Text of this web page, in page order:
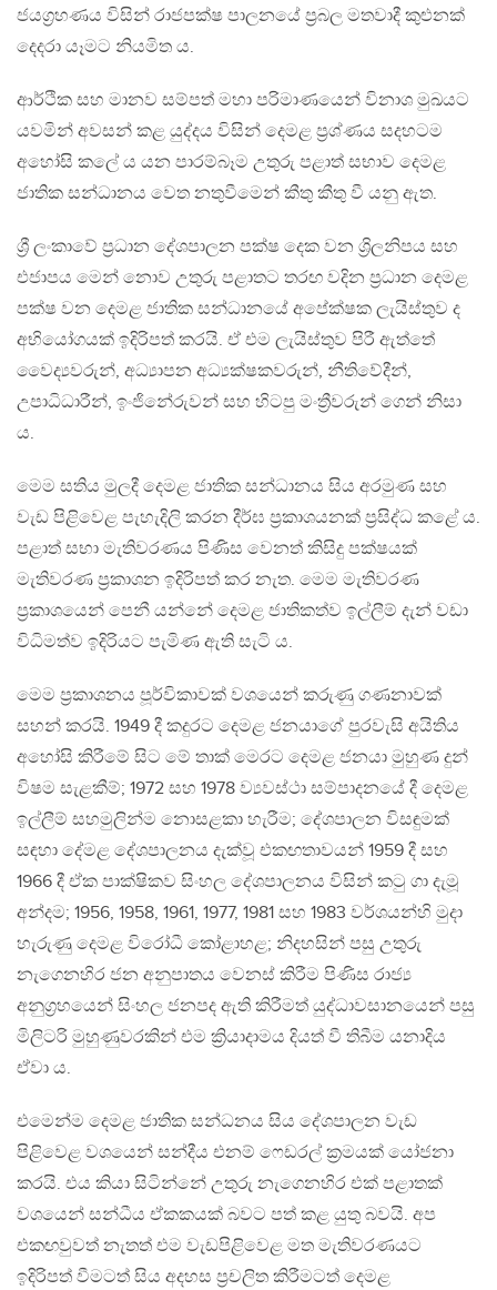
ජයග්‍රහණය විසින් රාජපක්ෂ පාලනයේ ප්‍රබල මතවාදී කුළුනක්
දෙදරා යෑමට නියමිත ය.
ආර්ථික සහ මානව සම්පත් මහා පරිමාණයෙන් විනාශ මුඛයට
යවමින් අවසන් කළ යුද්දය විසින් දෙමළ ප්‍රශ්ණය සදහටම
අහෝසි කලේ ය යන පාරම්බෑම උතුරු පළාත් සභාව දෙමළ
ජාතික සන්ධානය වෙත නතුවීමෙන් කීතු කීතු වී යනු ඇත.
ශ්‍රී ලංකාවේ ප්‍රධාන දේශපාලන පක්ෂ දෙක වන ශ්‍රිලනිපය සහ
එජාපය මෙන් නොව උතුරු පළාතට තරඟ වදින ප්‍රධාන දෙමළ
පක්ෂ වන දෙමළ ජාතික සන්ධානයේ අපේක්ෂක ලැයිස්තුව ද
අභියෝගයක් ඉදිරිපත් කරයි. ඒ එම ලැයිස්තුව පිරී ඇත්තේ
වෛද්‍යවරුන්, අධ්‍යාපන අධ්‍යක්ෂකවරුන්, නීතිවේදීන්,
උපාධිධාරීන්, ඉංජිනේරුවන් සහ හිටපු මංත්‍රීවරුන් ගෙන් නිසා
ය.
මෙම සතිය මුලදී දෙමළ ජාතික සන්ධානය සිය අරමුණ සහ
වැඩ පිළිවෙළ පැහැදිලි කරන දීර්ඝ ප්‍රකාශයනක් ප්‍රසිද්ධ කළේ ය.
පළාත් සභා මැතිවරණය පිණිස වෙනත් කිසිදු පක්ෂයක්
මැතිවරණ ප්‍රකාශන ඉදිරිපත් කර නැත. මෙම මැතිවරණ
ප්‍රකාශයෙන් පෙනී යන්නේ දෙමළ ජාතිකත්ව ඉල්ලීම් දැන් වඩා
විධිමත්ව ඉදිරියට පැමිණ ඇති සැටි ය.
මෙම ප්‍රකාශනය පූර්විකාවක් වශයෙන් කරුණු ගණනාවක්
සහන් කරයි. 1949 දී කදුරට දෙමළ ජනයාගේ පුරවැසි අයිතිය
අහෝසි කිරීමේ සිට මේ තාක් මෙරට දෙමළ ජනයා මුහුණ දුන්
විෂම සැළකීම්; 1972 සහ 1978 ව්‍යවස්ථා සම්පාදනයේ දී දෙමළ
ඉල්ලීම් සහමුලින්ම නොසළකා හැරීම; දේශපාලන විසඳුමක්
සඳහා දේමළ දේශපාලනය දැක්වූ එකඟතාවයන් 1959 දී සහ
1966 දී ඒක පාක්ෂිකව සිංහල දේශපාලනය විසින් කටු ගා දැමූ
අන්දම; 1956, 1958, 1961, 1977, 1981 සහ 1983 වර්ශයන්හි මුදා
හැරුණු දෙමළ විරෝධී කෝළාහළ; නිදහසින් පසු උතුරු
නැගෙනහිර ජන අනුපාතය වෙනස් කිරීම පිණිස රාජ්‍ය
අනුග්‍රහයෙන් සිංහල ජනපද ඇති කිරීමත් යුද්ධාවසානයෙන් පසු
මිලිටරි මුහුණුවරකින් එම ක්‍රියාදාමය දියත් වී තිබීම යනාදිය
ඒවා ය.
එමෙන්ම දෙමළ ජාතික සන්ධනය සිය දේශපාලන වැඩ
පිළිවෙළ වශයෙන් සන්දීය එනම් ෆෙඩරල් ක්‍රමයක් යෝජනා
කරයි. එය කියා සිටින්නේ උතුරු නැගෙනහිර එක් පළාතක්
වශයෙන් සන්ධීය ඒකකයක් බවට පත් කළ යුතු බවයි. අප
එකඟවුවත් නැතත් එම වැඩපිළිවෙළ මත මැතිවරණයට
ඉදිරිපත් වීමටත් සිය අදහස ප්‍රචලිත කිරීමටත් දෙමළ